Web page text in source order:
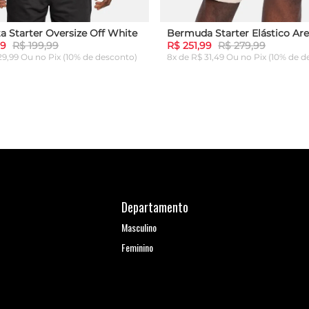
Starter Oversize Off White
R$ 199,99
Ou no Pix (10% de desconto)
Bermuda Starter Elástico
R$ 251,99 R$ 279,99
8x de R$ 31,49 Ou no Pix (10% de
Departamento
Masculino
Feminino